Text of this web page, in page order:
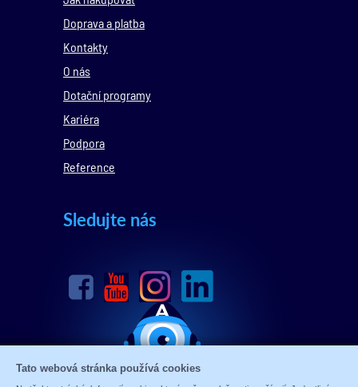
Doprava a platba
Kontakty
O nás
Dotační programy
Kariéra
Podpora
Reference
Sledujte nás
Tato webová stránka používá cookies